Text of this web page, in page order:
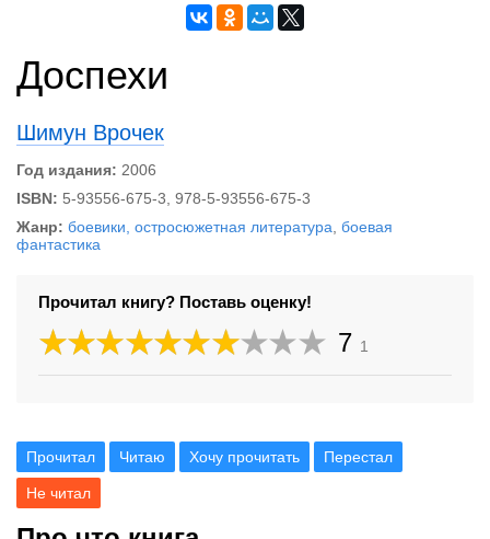
Доспехи
Шимун Врочек
Год издания: 2006
ISBN: 5-93556-675-3, 978-5-93556-675-3
Жанр: боевики, остросюжетная литература боевая
фантастика
Прочитал книгу? Поставь оценку!
7 1
Прочитал Читаю Хочу прочитать Перестал
Не читал